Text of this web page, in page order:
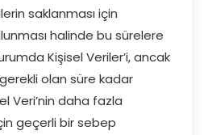
saklanması için
halinde bu sürelere
Kişisel Veriler’i, ancak
olan süre kadar
Veri’nin daha fazla
geçerli bir sebep